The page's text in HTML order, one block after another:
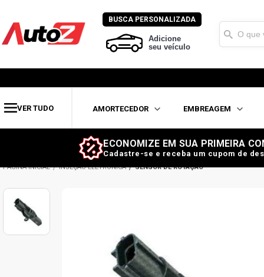
BUSCA PERSONALIZADA
Adicione
seu veículo
VER TUDO AMORTECEDOR EMBREAGEM
ECONOMIZE EM SUA PRIMEIRA
Cadastre-se e receba um cupom de
INJEÇÃO ELETRÔNICA SENSOR DE ROTAÇÃO